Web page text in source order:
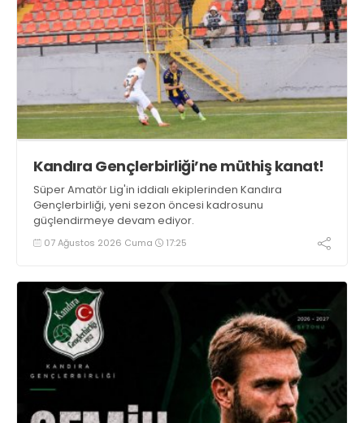
Kandıra Gençlerbirliği’ne müthiş kanat!
Süper Amatör Lig'in iddialı ekiplerinden Kandıra
Gençlerbirliği, yeni sezon öncesi kadrosunu
güçlendirmeye devam ediyor.
07 Ağustos 2026 Cuma 17:25